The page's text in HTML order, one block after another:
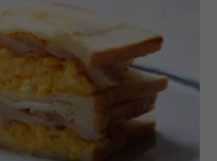
を持ちながら新しい価値を
感あふれる地域社会の実
していただけることを前提
考えをしっかりと持ってい